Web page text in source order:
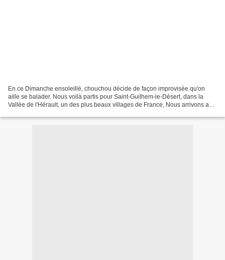
En ce Dimanche ensoleillé, chouchou décide de façon improvisée qu'on
aille se balader. Nous voilà partis pour Saint-Guilhem-le-Désert, dans la
Vallée de l'Hérault, un des plus beaux villages de France, Nous arrivons aux